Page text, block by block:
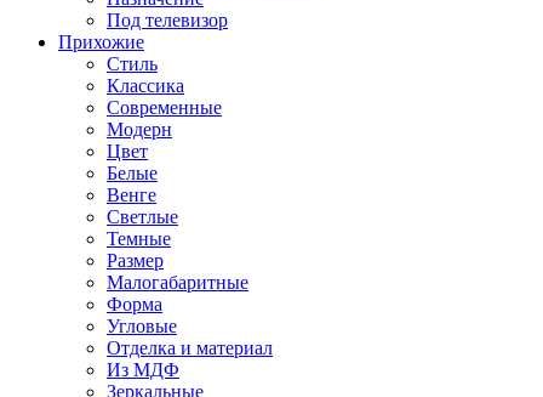
Под телевизор
Прихожие
Стиль
Классика
Современные
Модерн
Цвет
Белые
Венге
Светлые
Темные
Размер
Малогабаритные
Форма
Угловые
Отделка и материал
Из МДФ
Зеркальные